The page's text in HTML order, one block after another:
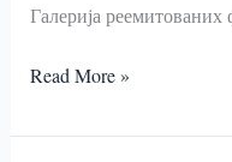
Галерија реемитованих
2026.
Read More »